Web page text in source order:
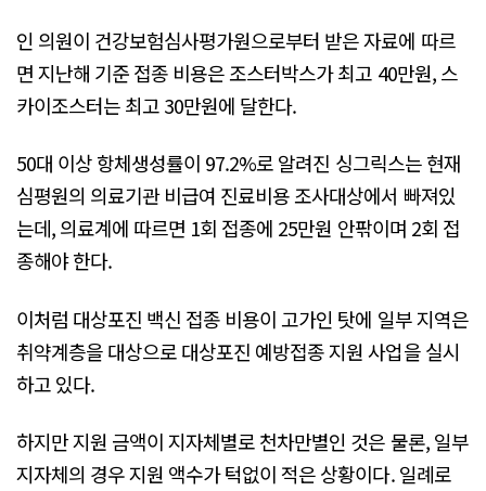
인 의원이 건강보험심사평가원으로부터 받은 자료에 따르
면 지난해 기준 접종 비용은 조스터박스가 최고 40만원, 스
카이조스터는 최고 30만원에 달한다.
50대 이상 항체생성률이 97.2%로 알려진 싱그릭스는 현재
심평원의 의료기관 비급여 진료비용 조사대상에서 빠져있
는데, 의료계에 따르면 1회 접종에 25만원 안팎이며 2회 접
종해야 한다.
이처럼 대상포진 백신 접종 비용이 고가인 탓에 일부 지역은
취약계층을 대상으로 대상포진 예방접종 지원 사업을 실시
하고 있다.
하지만 지원 금액이 지자체별로 천차만별인 것은 물론, 일부
지자체의 경우 지원 액수가 턱없이 적은 상황이다. 일례로